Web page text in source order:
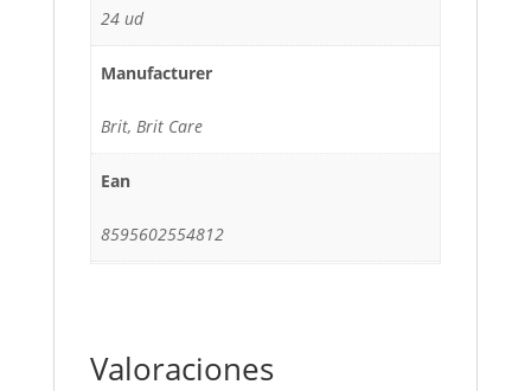
24 ud
Manufacturer
Brit, Brit Care
Ean
8595602554812
Valoraciones